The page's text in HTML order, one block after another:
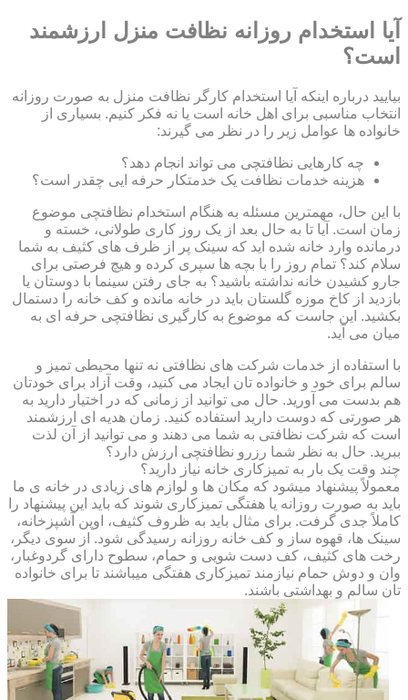
آیا استخدام روزانه نظافت منزل ارزشمند
است؟
بیایید درباره اینکه آیا استخدام کارگر نظافت منزل به صورت روزانه
انتخاب مناسبی برای اهل خانه است یا نه فکر کنیم. بسیاری از
خانواده ها عوامل زیر را در نظر می گیرند:
چه کارهایی نظافتچی می تواند انجام دهد؟
هزینه خدمات نظافت یک خدمتکار حرفه ایی چقدر است؟
با این حال، مهمترین مسئله به هنگام استخدام نظافتچی موضوع
زمان است. آیا تا به حال بعد از یک روز کاری طولانی، خسته و
درمانده وارد خانه شده اید که سینک پر از ظرف های کثیف به شما
سلام کند؟ تمام روز را با بچه ها سپری کرده و هیچ فرصتی برای
جارو کشیدن خانه نداشته باشید؟ به جای رفتن سینما با دوستان یا
بازدید از کاخ موزه گلستان باید در خانه مانده و کف خانه را دستمال
بکشید. این جاست که موضوع به کارگیری نظافتچی حرفه ای به
میان می آید.
با استفاده از خدمات شرکت های نظافتی نه تنها محیطی تمیز و
سالم برای خود و خانواده تان ایجاد می کنید، وقت آزاد برای خودتان
هم بدست می آورید. حال می توانید از زمانی که در اختیار دارید به
هر صورتی که دوست دارید استفاده کنید. زمان هدیه ای ارزشمند
است که شرکت نظافتی به شما می دهند و می توانید از آن لذت
ببرید. حال به نظر شما رزرو نظافتچی ارزش دارد؟
چند وقت یک بار به تمیزکاری خانه نیاز دارید؟
معمولاً پیشنهاد میشود که مکان ها و لوازم های زیادی در خانه ی ما
باید به صورت روزانه یا هفتگی تمیزکاری شوند که باید این پیشنهاد را
کاملاً جدی گرفت. برای مثال باید به ظروف کثیف، اوپن آشپزخانه،
سینک ها، قهوه ساز و کف خانه روزانه رسیدگی شود. از سوی دیگر،
رخت های کثیف، کف دست شویی و حمام، سطوح دارای گردوغبار،
وان و دوش حمام نیازمند تمیزکاری هفتگی میباشند تا برای خانواده
تان سالم و بهداشتی باشند.